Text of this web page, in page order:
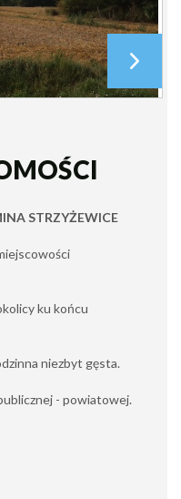
STRZYŻEWICE
ku końcu
niezbyt gęsta.
- powiatowej.